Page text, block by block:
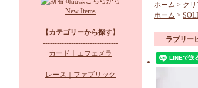
New Items
【カテゴリーから探す】
--------------------------------
カード｜エフェメラ
レース｜ファブリック
ホーム > ク
ホーム >
ラブリー